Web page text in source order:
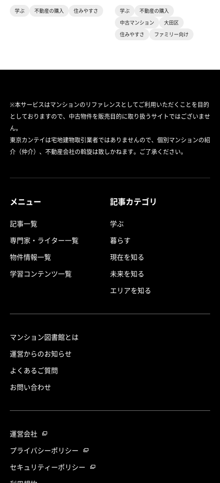
学ぶ 不動産の購入 住みやすさ 学ぶ
不動産の購入
中古マンション
大田区
住みやすさ
ファミリー向け
※本サービスはマンションのリファレンスとしてご利用いただくことを目的
としておりますので、中古物件を販売目的に取り扱うサイトではございませ
ん。
東京カンテイは宅地建物取引業者ではありませんので、個別マンションの紹
介（仲介）、不動産会社の斡旋は致しかねます。ご了承ください。
メニュー
記事一覧
専門家・ライター一覧
物件情報一覧
学習コンテンツ一覧
記事カテゴリ
学ぶ
暮らす
現在を知る
未来を知る
エリアを知る
マンション図書館とは
運営からのお知らせ
よくあるご質問
お問い合わせ
運営会社
プライバシーポリシー
セキュリティーポリシー